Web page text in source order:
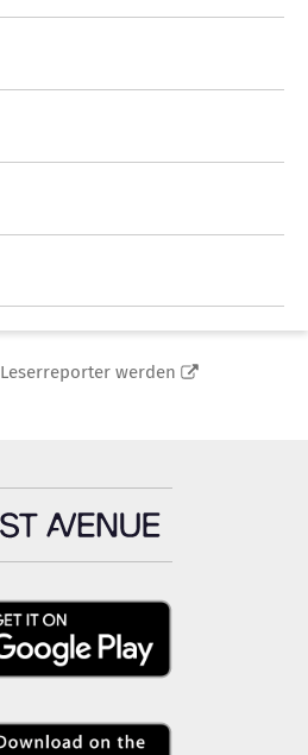
Leserreporter werden